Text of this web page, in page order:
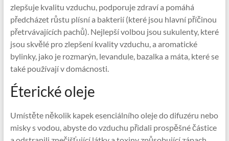
zlepšuje kvalitu vzduchu, podporuje zdraví a pomáhá
předcházet růstu plísní a bakterií (které jsou hlavní příčinou
přetrvávajících pachů). Nejlepší volbou jsou sukulenty, které
jsou skvělé pro zlepšení kvality vzduchu, a aromatické
bylinky, jako je rozmarýn, levandule, bazalka a máta, které se
také používají v domácnosti.
Éterické oleje
Umístěte několik kapek esenciálního oleje do difuzéru nebo
misky s vodou, abyste do vzduchu přidali prospěšné částice